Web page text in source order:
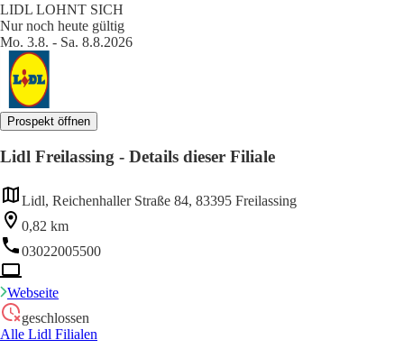
LIDL LOHNT SICH
Nur noch heute gültig
Mo. 3.8. - Sa. 8.8.2026
Prospekt öffnen
Lidl Freilassing - Details dieser Filiale
Lidl, Reichenhaller Straße 84, 83395 Freilassing
0,82 km
03022005500
Webseite
geschlossen
Alle Lidl Filialen